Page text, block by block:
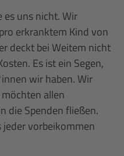
es uns nicht. Wir
erkranktem Kind von
deckt bei Weitem nicht
Es ist ein Segen,
wir haben. Wir
allen
die Spenden fließen.
vorbeikommen